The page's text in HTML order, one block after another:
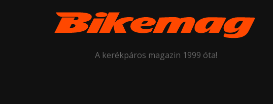
A kerékpáros magazin 1999 óta!